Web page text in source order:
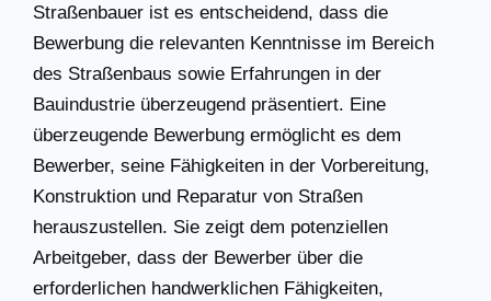
Straßenbauer ist es entscheidend, dass die
Bewerbung die relevanten Kenntnisse im Bereich
des Straßenbaus sowie Erfahrungen in der
Bauindustrie überzeugend präsentiert. Eine
überzeugende Bewerbung ermöglicht es dem
Bewerber, seine Fähigkeiten in der Vorbereitung,
Konstruktion und Reparatur von Straßen
herauszustellen. Sie zeigt dem potenziellen
Arbeitgeber, dass der Bewerber über die
erforderlichen handwerklichen Fähigkeiten,